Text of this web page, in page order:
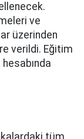
ve
üzerinden
verildi. Eğitim